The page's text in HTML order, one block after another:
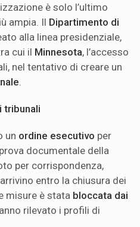
è solo l’ultimo
ampia. Il Dipartimento di
alla linea presidenziale,
cui il Minnesota, l’accesso
nel tentativo di creare un
tribunali
un ordine esecutivo per
documentale della
per corrispondenza,
entro la chiusura dei
misure è stata bloccata dai
rilevato i profili di